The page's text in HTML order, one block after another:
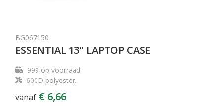
BG067150
ESSENTIAL 13" LAPTOP CASE
999 op voorraad
600D polyester.
vanaf € 6,66